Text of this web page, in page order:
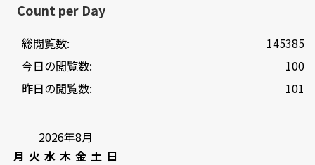
Count per Day
145385
総閲覧数:
100
今日の閲覧数:
101
昨日の閲覧数:
2026年8月
月 火 水 木 金 土 日